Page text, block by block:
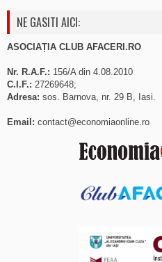
NE GASITI AICI:
ASOCIAȚIA CLUB AFACERI.RO
Nr. R.A.F.: 156/A din 4.08.2010
C.I.F.: 27269648;
Adresa: sos. Barnova, nr. 29 B, Iasi.
Email: contact@economiaonline.ro